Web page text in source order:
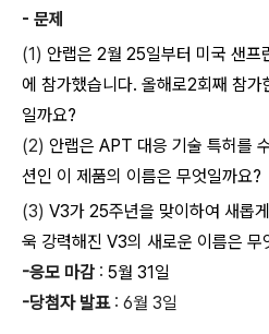
- 문제
(1) 안랩은 2월 25일부터 미국 샌프
에 참가했습니다. 올해로2회째 참가
일까요?
(2) 안랩은 APT 대응 기술 특허를
션인 이 제품의 이름은 무엇일까요?
(3) V3가 25주년을 맞이하여 새롭
욱 강력해진 V3의 새로운 이름은 무
-응모 마감 : 5월 31일
-당첨자 발표 : 6월 3일